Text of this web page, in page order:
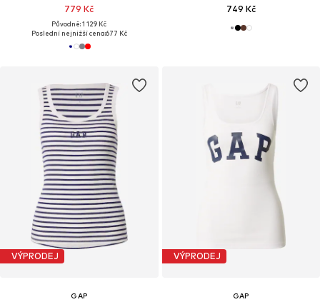
779 Kč
Původně: 1 129 Kč
Poslední nejnižší cena:677 Kč
749 Kč
VÝPRODEJ
GAP
VÝPRODEJ
GAP